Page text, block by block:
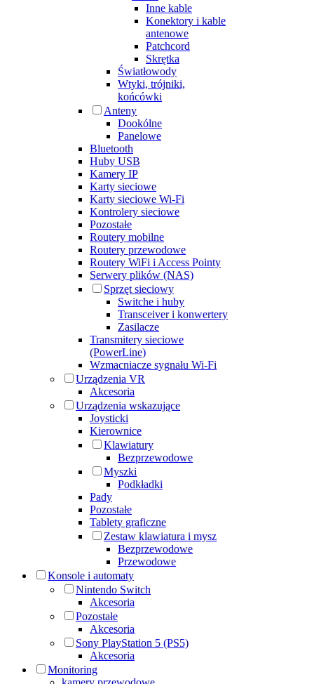
Inne kable
Konektory i kable
antenowe
Patchcord
Skrętka
Światłowody
Wtyki, trójniki,
końcówki
Anteny
Dookólne
Panelowe
Bluetooth
Huby USB
Kamery IP
Karty sieciowe
Karty sieciowe Wi-Fi
Kontrolery sieciowe
Pozostałe
Routery mobilne
Routery przewodowe
Routery WiFi i Access Pointy
Serwery plików (NAS)
Sprzęt sieciowy
Switche i huby
Transceiver i konwertery
Zasilacze
Transmitery sieciowe
(PowerLine)
Wzmacniacze sygnału Wi-Fi
Urządzenia VR
Akcesoria
Urządzenia wskazujące
Joysticki
Kierownice
Klawiatury
Bezprzewodowe
Myszki
Podkładki
Pady
Pozostałe
Tablety graficzne
Zestaw klawiatura i mysz
Bezprzewodowe
Przewodowe
Konsole i automaty
Nintendo Switch
Akcesoria
Pozostałe
Akcesoria
Sony PlayStation 5 (PS5)
Akcesoria
Monitoring